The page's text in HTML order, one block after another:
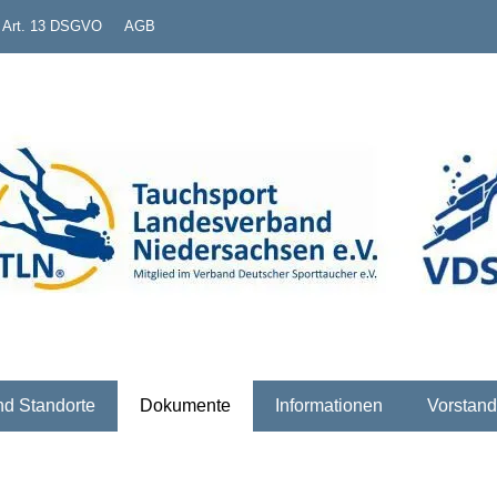
13 DSGVO AGB
Niedersachsen
Standorte Dokumente Informationen Vorstand